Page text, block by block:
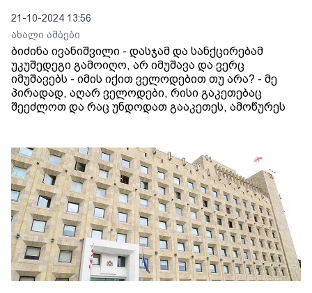
21-10-2024 13:56
ახალი ამბები
ბიძინა ივანიშვილი - დასჯამ და სანქცირებამ
უკუშედეგი გამოიღო, არ იმუშავა და ვერც
იმუშავებს - იმის იქით ველოდებით თუ არა? - მე
პირადად, აღარ ველოდები, რისი გაკეთებაც
შეეძლოთ და რაც უნდოდათ გააკეთეს, ამოწურეს